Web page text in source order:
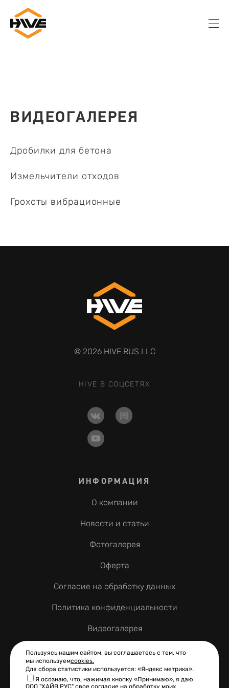
ВИДЕОГАЛЕРЕЯ
Дробилки для бетона
Измельчители отходов
Грохоты вибрационные
© 2026 HIVE RUS LLC
HIVE В СОЦСЕТЯХ
ИНФОРМАЦИЯ
О компании
Новости и статьи
Фотогалерея
Оферта
Согласие на обработку данных
Политика конфиденциальности
Видеогалерея
Контакты
Пользуясь нашим сайтом, вы соглашаетесь с тем, что
мы используемcookies.
Для сбора статистики используется: «Яндекс метрика».
Я осознаю, что, нажимая кнопку «Принимаю», я даю
ООО "ХАЙВ РУС" свое согласие на обработку моих